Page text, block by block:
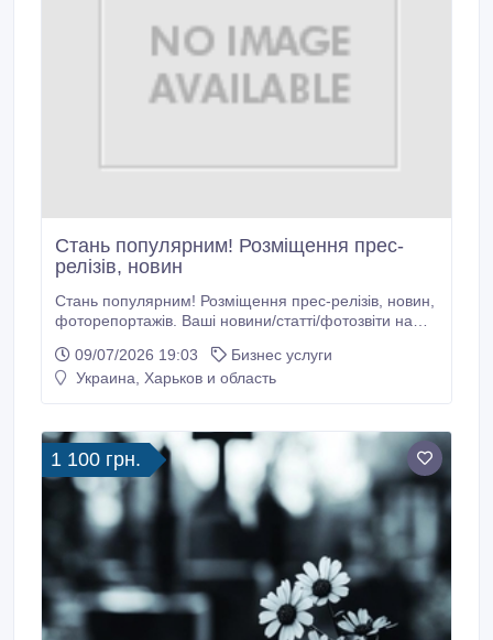
Стань популярним! Розміщення прес-
релізів, новин
Стань популярним! Розміщення прес-релізів, новин,
фоторепортажів. Ваші новини/статті/фотозвіти на
http://www.EconomistUA.com Звертайтеся на
economistuacom@ukr.net Ссылка на сайт:
09/07/2026 19:03
Бизнес услуги
Украина, Харьков и область
1 100 грн.